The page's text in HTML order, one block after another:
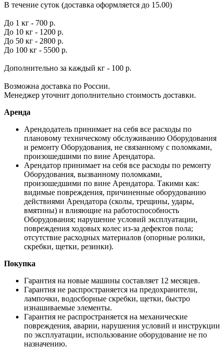
В течение суток (доставка оформляется до 15.00)
До 1 кг - 700 р.
До 10 кг - 1200 р.
До 50 кг - 2800 р.
До 100 кг - 5500 р.
Дополнительно за каждый кг - 100 р.
Возможна доставка по России.
Менеджер уточнит дополнительно стоимость доставки.
Аренда
Арендодатель принимает на себя все расходы по
плановому техническому обслуживанию Оборудования
и ремонту Оборудования, не связанному с поломками,
произошедшими по вине Арендатора.
Арендатор принимает на себя все расходы по ремонту
Оборудования, вызванному поломками,
произошедшими по вине Арендатора. Такими как:
видимые повреждения, причиненные оборудованию
действиями Арендатора (сколы, трещины, удары,
вмятины) и влияющие на работоспособность
Оборудования; нарушение условий эксплуатации,
повреждения ходовых колес из-за дефектов пола;
отсутствие расходных материалов (опорные ролики,
скребки, щетки, резинки).
Покупка
Гарантия на новые машины составляет 12 месяцев.
Гарантия не распространяется на предохранители,
лампочки, водосборные скребки, щетки, быстро
изнашиваемые элементы.
Гарантия не распространяется на механические
повреждения, аварии, нарушения условий и инструкции
по эксплуатации, использование оборудование не по
назначению.